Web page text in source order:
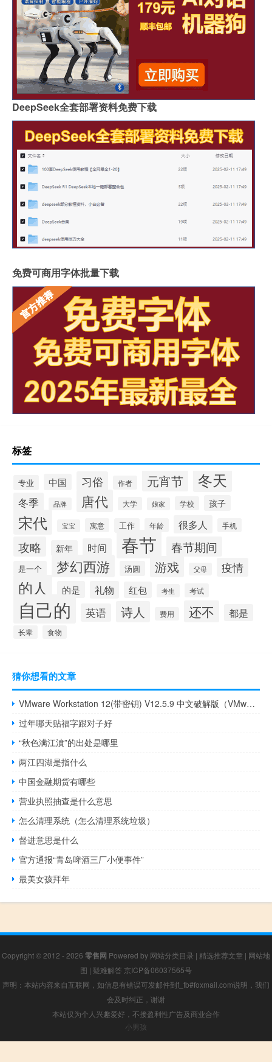
DeepSeek全套部署资料免费下载
免费可商用字体批量下载
标签
专业 中国 习俗 作者 元宵节 冬天
冬季 品牌 唐代 大学 娘家 学校 孩子
宋代 宝宝 寓意 工作 年龄 很多人 手机
攻略 新年 时间 春节 春节期间
是一个 梦幻西游 汤圆 游戏 父母 疫情
的人 的是 礼物 红包 考生 考试
自己的 英语 诗人 费用 还不 都是
长辈 食物
猜你想看的文章
VMware Workstation 12(带密钥) V12.5.9 中文破解版（VMware Workstation 12(带密钥) V12.5.9 中文破解版功能简介）
过年哪天贴福字跟对子好
“秋色满江濆”的出处是哪里
两江四湖是指什么
中国金融期货有哪些
营业执照抽查是什么意思
怎么清理系统（怎么清理系统垃圾）
督进意思是什么
官方通报“青岛啤酒三厂小便事件”
最美女孩拜年
Copyright © 2012 - 2026 零售网 Powered by 网站分类目录 | 精选推荐文章 | 网站地
图 | 疑难解答 京ICP备06037565号
声明：本站内容来自互联网，如信息有错误可发邮件到f_fb#foxmail.com说明，我们
会及时纠正，谢谢
本站仅为个人兴趣爱好，不接盈利性广告及商业合作
小男孩